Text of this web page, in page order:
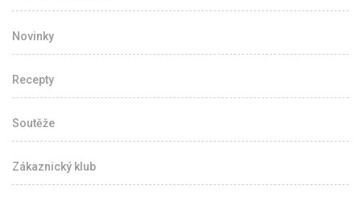
Novinky
Recepty
Soutěže
Zákaznický klub